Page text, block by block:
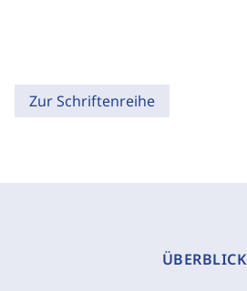
Zur Schriftenreihe
ÜBERBLICK